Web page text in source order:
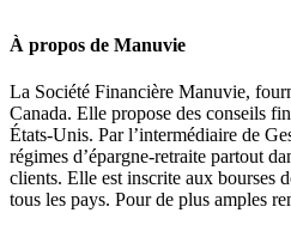
À propos de Manuvie
La Société Financière Manuvie,
Canada. Elle propose des conseils
États-Unis. Par l’intermédiaire de
régimes d’épargne-retraite partout
clients. Elle est inscrite aux bourses
tous les pays. Pour de plus amples